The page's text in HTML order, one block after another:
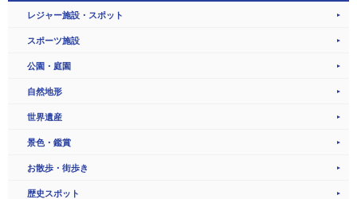
レジャー施設・スポット
スポーツ施設
公園・庭園
自然地形
世界遺産
景色・鑑賞
お散歩・街歩き
歴史スポット